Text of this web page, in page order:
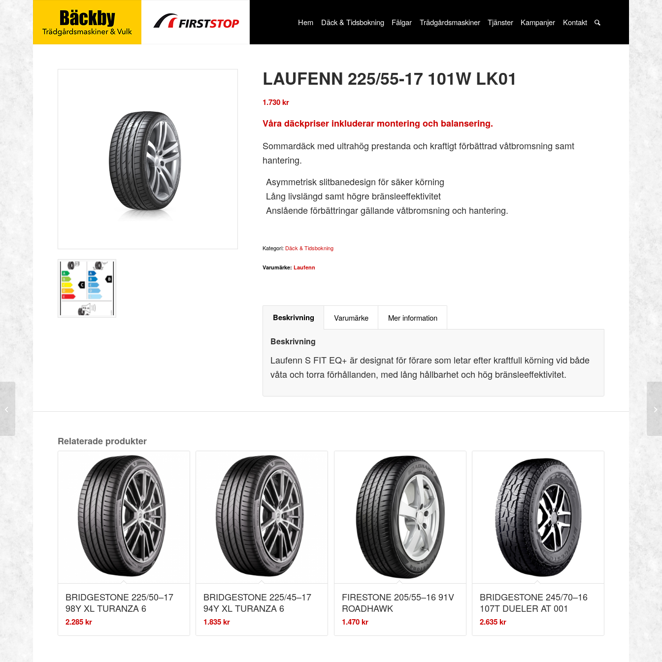
Hem Däck & Tidsbokning Fälgar Trädgårdsmaskiner Tjänster Kampanjer Kontakt
LAUFENN 225/55-17 101W LK01
1.730kr
Våra däckpriser inkluderar montering och balansering.
Sommardäck med ultrahög prestanda och kraftigt förbättrad våtbromsning samt
hantering.
Asymmetrisk slitbanedesign för säker körning
Lång livslängd samt högre bränsleeffektivitet
Anslående förbättringar gällande våtbromsning och hantering.
Kategori: Däck & Tidsbokning
Varumärke:Laufenn
Beskrivning Varumärke Mer information
Beskrivning
Laufenn S FIT EQ+ är designat för förare som letar efter kraftfull körning vid både
våta och torra förhållanden, med lång hållbarhet och hög bränsleeffektivitet.
Relaterade produkter
BRIDGESTONE 225/50–17
98Y XL TURANZA 6
2.285kr
BRIDGESTONE 225/45–17
94Y XL TURANZA 6
1.835kr
FIRESTONE 205/55–16 91V
ROADHAWK
1.470kr
BRIDGESTONE 245/70–16
107T DUELER AT 001
2.635kr
98Y LK01